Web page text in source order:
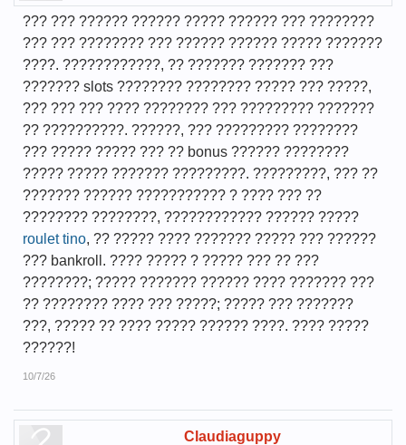
??? ??? ?????? ?????? ????? ?????? ??? ????????
??? ??? ???????? ??? ?????? ?????? ????? ???????
????. ????????????, ?? ??????? ??????? ???
??????? slots ???????? ???????? ????? ??? ?????,
??? ??? ??? ???? ???????? ??? ????????? ???????
?? ??????????. ??????, ??? ????????? ????????
??? ????? ????? ??? ?? bonus ?????? ????????
????? ????? ??????? ?????????. ?????????, ??? ??
??????? ?????? ??????????? ? ???? ??? ??
???????? ????????, ???????????? ?????? ?????
roulet tino, ?? ????? ???? ??????? ????? ??? ??????
??? bankroll. ???? ????? ? ????? ??? ?? ???
????????; ????? ??????? ?????? ???? ??????? ???
?? ???????? ???? ??? ?????; ????? ??? ???????
???, ????? ?? ???? ????? ?????? ????. ???? ?????
??????!
10/7/26
Claudiaguppy